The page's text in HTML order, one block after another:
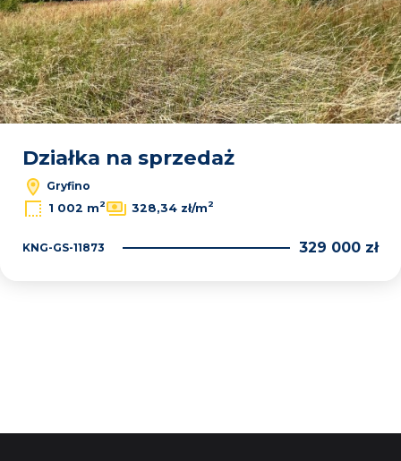
Działka na sprzedaż
Gryfino
1 002 m2 328,34 zł/m2
KNG-GS-11873 329 000 zł